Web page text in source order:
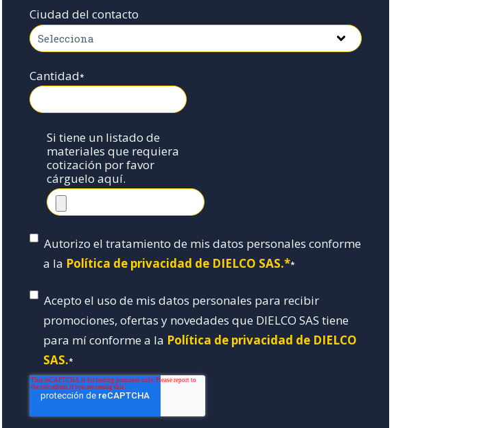
Ciudad del contacto
Cantidad*
Si tiene un listado de
materiales que requiera
cotización por favor
cárguelo aquí.
Autorizo el tratamiento de mis datos personales conforme
a la Política de privacidad de DIELCO SAS.**
Acepto el uso de mis datos personales para recibir
promociones, ofertas y novedades que DIELCO SAS tiene
para mí conforme a la Política de privacidad de DIELCO
SAS.*